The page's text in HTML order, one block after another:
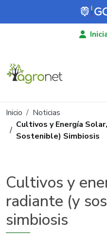
Pasar al contenido principal
Ruta de navegación
Inicio
Noticias
Cultivos y Energía
Sostenible) Simbiosis
Cultivos y
radiante (y
simbiosis